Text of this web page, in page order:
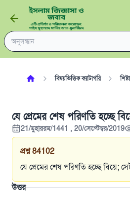
বিষয়ভিত্তিক ক্যাটাগরি
যে প্রেমের শেষ পরিণতি হচ্ছে
21/মুহাররম/1441 , 20/সেপ্টেম্বর/2019
প্রশ্ন 84102
যে প্রেমের শেষ পরিণতি হচ্ছে বিয়ে;
উত্তর